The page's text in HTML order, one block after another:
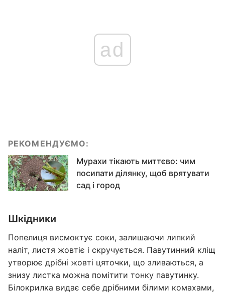
ad
РЕКОМЕНДУЄМО:
Мурахи тікають миттєво: чим
посипати ділянку, щоб врятувати
сад і город
Шкідники
Попелиця висмоктує соки, залишаючи липкий
наліт, листя жовтіє і скручується. Павутинний кліщ
утворює дрібні жовті цяточки, що зливаються, а
знизу листка можна помітити тонку павутинку.
Білокрилка видає себе дрібними білими комахами,